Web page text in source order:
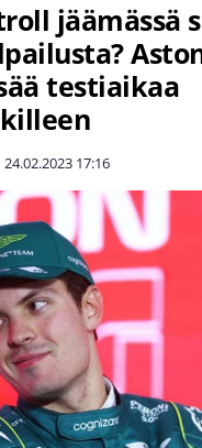
jäämässä
testiaikaa
24.02.2023 17:16